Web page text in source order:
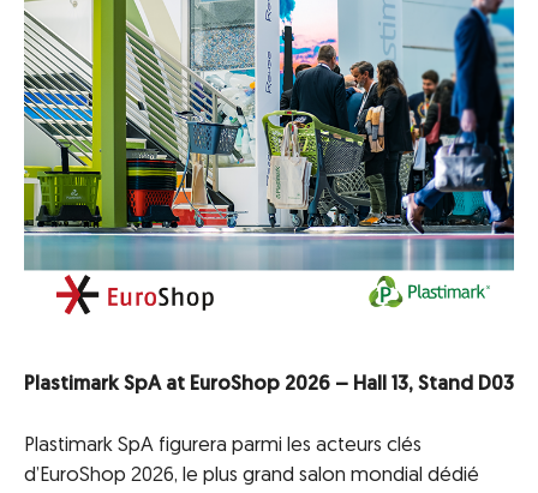
Plastimark SpA at EuroShop 2026 – Hall 13, Stand D03
Plastimark SpA figurera parmi les acteurs clés
d’EuroShop 2026, le plus grand salon mondial dédié